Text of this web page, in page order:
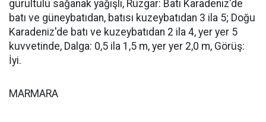
gürültülü sağanak yağışlı, Rüzgar: Batı Karadeniz'de
batı ve güneybatıdan, batısı kuzeybatıdan 3 ila 5; Doğu
Karadeniz'de batı ve kuzeybatıdan 2 ila 4, yer yer 5
kuvvetinde, Dalga: 0,5 ila 1,5 m, yer yer 2,0 m, Görüş:
İyi.
MARMARA